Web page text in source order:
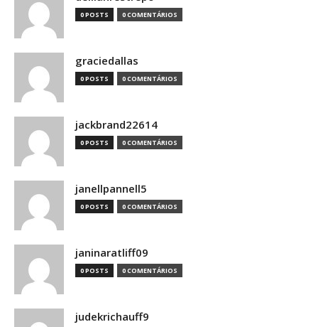
0 POSTS 0 COMENTÁRIOS
graciedallas
0 POSTS 0 COMENTÁRIOS
jackbrand22614
0 POSTS 0 COMENTÁRIOS
janellpannell5
0 POSTS 0 COMENTÁRIOS
janinaratliff09
0 POSTS 0 COMENTÁRIOS
judekrichauff9